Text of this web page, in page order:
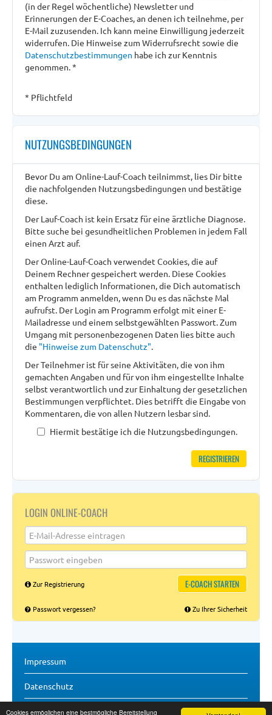
Cookies ermöglichen eine bestmögliche Bereitstellung
(in der Regel wöchentliche) Newsletter und
Erinnerungen der E-Coaches, an denen ich teilnehme, per
E-Mail zuzusenden. Ich kann meine Einwilligung jederzeit
widerrufen. Die Hinweise zum Widerrufsrecht sowie die
Datenschutzbestimmungen habe ich zur Kenntnis
genommen. *
* Pflichtfeld
NUTZUNGSBEDINGUNGEN
Bevor Du am Online-Lauf-Coach teilnimmst, lies Dir bitte
die nachfolgenden Nutzungsbedingungen und bestätige
diese.
Der Lauf-Coach ist kein Ersatz für eine ärztliche Diagnose.
Bitte suche bei gesundheitlichen Problemen in jedem Fall
einen Arzt auf.
Der Online-Lauf-Coach verwendet Cookies, die auf
Deinem Rechner gespeichert werden. Diese Cookies
enthalten lediglich Informationen, die Dich automatisch
am Programm anmelden, wenn Du es das nächste Mal
aufrufst. Der Login am Programm erfolgt mit einer E-
Mailadresse und einem selbstgewählten Passwort. Zum
Umgang mit personenbezogenen Daten lies bitte auch
die "Hinweise zum Datenschutz".
Der Teilnehmer ist für seine Aktivitäten, die von ihm
gemachten Angaben und für von ihm eingestellte Inhalte
selbst verantwortlich und zur Einhaltung der gesetzlichen
Bestimmungen verpflichtet. Dies betrifft die Eingabe von
Kommentaren, die von allen Nutzern lesbar sind.
Hiermit bestätige ich die Nutzungsbedingungen.
REGISTRIEREN
LOGIN ONLINE-COACH
E-COACH STARTEN
Zur Registrierung
Passwort vergessen? Zu Ihrer Sicherheit
Impressum
Datenschutz